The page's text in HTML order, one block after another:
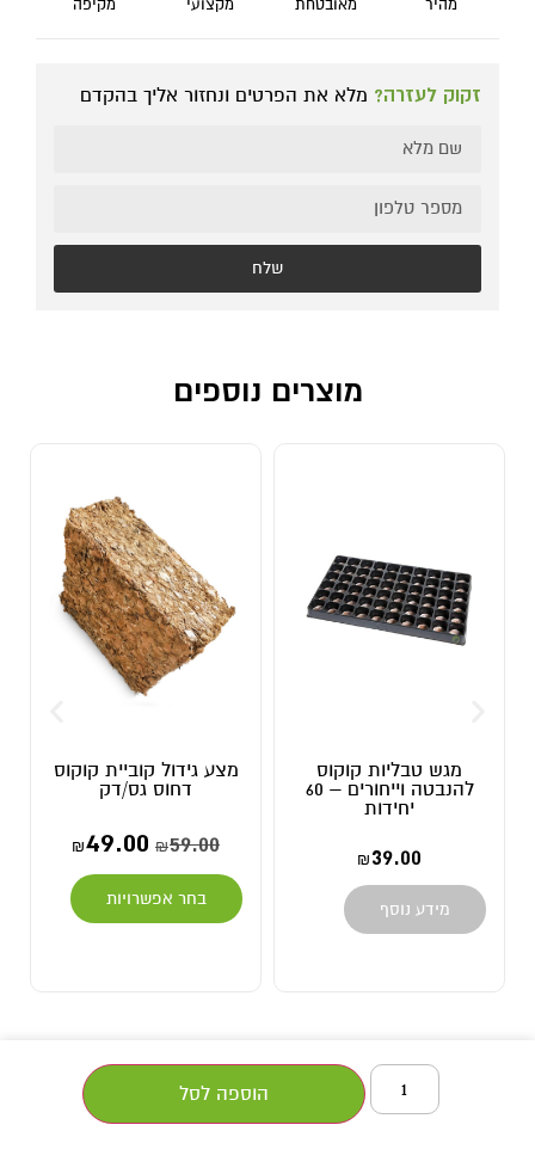
מהיר
מאובטחת
מקצועי
מקיפה
זקוק לעזרה? מלא את הפרטים ונחזור אליך בהקדם
שלח
מוצרים נוספים
קוקוס
להנבטה וייחורים – 60
מצע גידול קוביית קוקוס
₪49.00
בחר אפשרויות
מגש הנבטה 72
הוספה לסל